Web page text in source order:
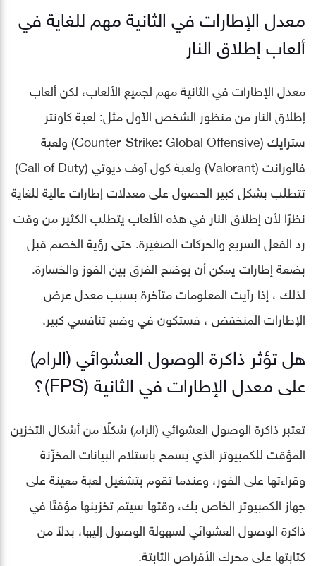
معدل الإطارات في الثانية مهم للغاية في
ألعاب إطلاق النار
معدل الإطارات في الثانية مهم لجميع الألعاب، لكن ألعاب
إطلاق النار من منظور الشخص الأول مثل: لعبة كاونتر
سترايك (Counter-Strike: Global Offensive) ولعبة
فالورانت (Valorant) ولعبة كول أوف ديوتي (Call of Duty)
تتطلب بشكل كبير الحصول على معدلات إطارات عالية للغاية
نظرًا لأن إطلاق النار في هذه الألعاب يتطلب الكثير من وقت
رد الفعل السريع والحركات الصغيرة. حتى رؤية الخصم قبل
بضعة إطارات يمكن أن يوضح الفرق بين الفوز والخسارة.
لذلك ، إذا رأيت المعلومات متأخرة بسبب معدل عرض
الإطارات المنخفض ، فستكون في وضع تنافسي كبير.
هل تؤثر ذاكرة الوصول العشوائي (الرام)
على معدل الإطارات في الثانية (FPS)؟
تعتبر ذاكرة الوصول العشوائي (الرام) شكلًا من أشكال التخزين
المؤقت للكمبيوتر الذي يسمح باستلام البيانات المخزّنة
وقراءتها على الفور، وعندما تقوم بتشغيل لعبة معينة على
جهاز الكمبيوتر الخاص بك، وقتها سيتم تخزينها مؤقتًا في
ذاكرة الوصول العشوائي لسهولة الوصول إليها، بدلاً من
كتابتها على محرك الأقراص الثابتة.